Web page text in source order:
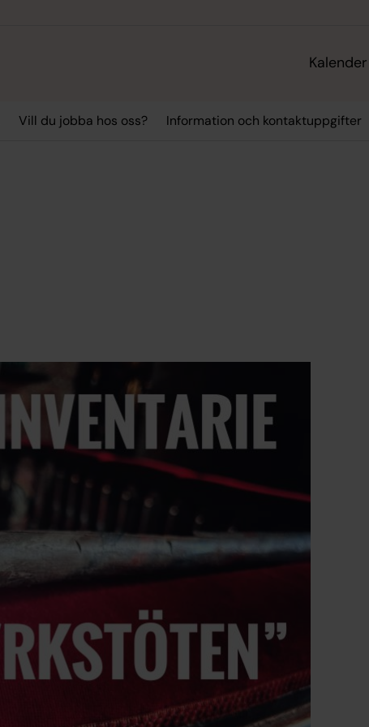
Kalender
Vill du jobba hos oss? Information och kontaktuppgifter